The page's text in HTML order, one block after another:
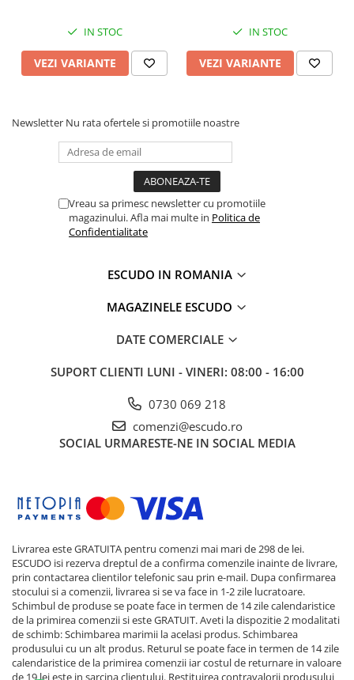
IN STOC
VEZI VARIANTE
IN STOC
VEZI VARIANTE
Newsletter Nu rata ofertele si promotiile noastre
Vreau sa primesc newsletter cu promotiile
magazinului. Afla mai multe in Politica de
Confidentialitate
ESCUDO IN ROMANIA
MAGAZINELE ESCUDO
DATE COMERCIALE
SUPORT CLIENTI LUNI - VINERI: 08:00 - 16:00
0730 069 218
comenzi@escudo.ro
SOCIAL URMARESTE-NE IN SOCIAL MEDIA
Livrarea este GRATUITA pentru comenzi mai mari de 298 de lei.
ESCUDO isi rezerva dreptul de a confirma comenzile inainte de livrare,
prin contactarea clientilor telefonic sau prin e-mail. Dupa confirmarea
stocului si a comenzii, livrarea si se va face in 1-2 zile lucratoare.
Schimbul de produse se poate face in termen de 14 zile calendaristice
de la primirea comenzii si este GRATUIT. Aveti la dispozitie 2 modalitati
de schimb: Schimbarea marimii la acelasi produs. Schimbarea
produsului cu un alt produs. Returul se poate face in termen de 14 zile
calendaristice de la primirea comenzii iar costul de returnare in valoare